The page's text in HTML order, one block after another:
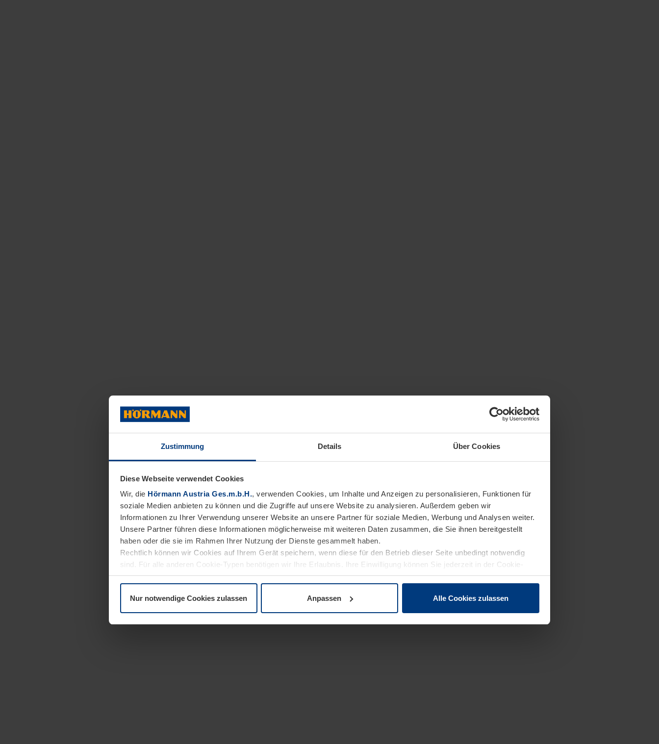
Zustimmung Details Über Cookies
Diese Webseite verwendet Cookies
Wir, die Hörmann Austria Ges.m.b.H., verwenden Cookies, um Inhalte und Anzeigen zu personalisieren, Funktionen für
soziale Medien anbieten zu können und die Zugriffe auf unsere Website zu analysieren. Außerdem geben wir
Informationen zu Ihrer Verwendung unserer Website an unsere Partner für soziale Medien, Werbung und Analysen weiter.
Unsere Partner führen diese Informationen möglicherweise mit weiteren Daten zusammen, die Sie ihnen bereitgestellt
haben oder die sie im Rahmen Ihrer Nutzung der Dienste gesammelt haben.
Rechtlich können wir Cookies auf Ihrem Gerät speichern, wenn diese für den Betrieb dieser Seite unbedingt notwendig
sind. Für alle anderen Cookie-Typen benötigen wir Ihre Erlaubnis. Ihre Einwilligung können Sie jederzeit in der Cookie-
Erläuterung auf der SeiteDatenschutzerklärungunserer Website ändern oder widerrufen.
Nur notwendige Cookies zulassen Anpassen Alle Cookies zulassen